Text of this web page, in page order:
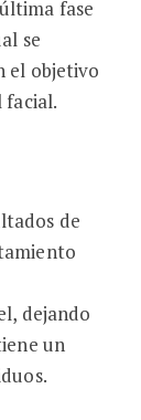
fase
se
el objetivo
facial.
de
dejando
un